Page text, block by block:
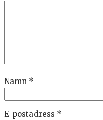
Namn *
E-postadress *